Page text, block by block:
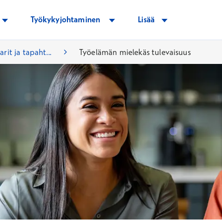
Työkykyjohtaminen Lisää
ja tapaht... Työelämän mielekäs tulevaisuus